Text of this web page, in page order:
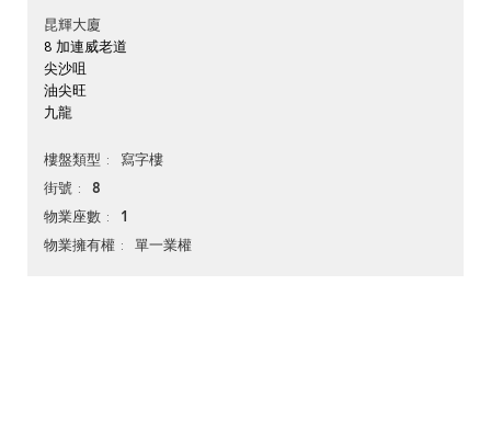
昆輝大廈
8 加連威老道
尖沙咀
油尖旺
九龍
樓盤類型 寫字樓
街號 8
物業座數 1
物業擁有權 單一業權